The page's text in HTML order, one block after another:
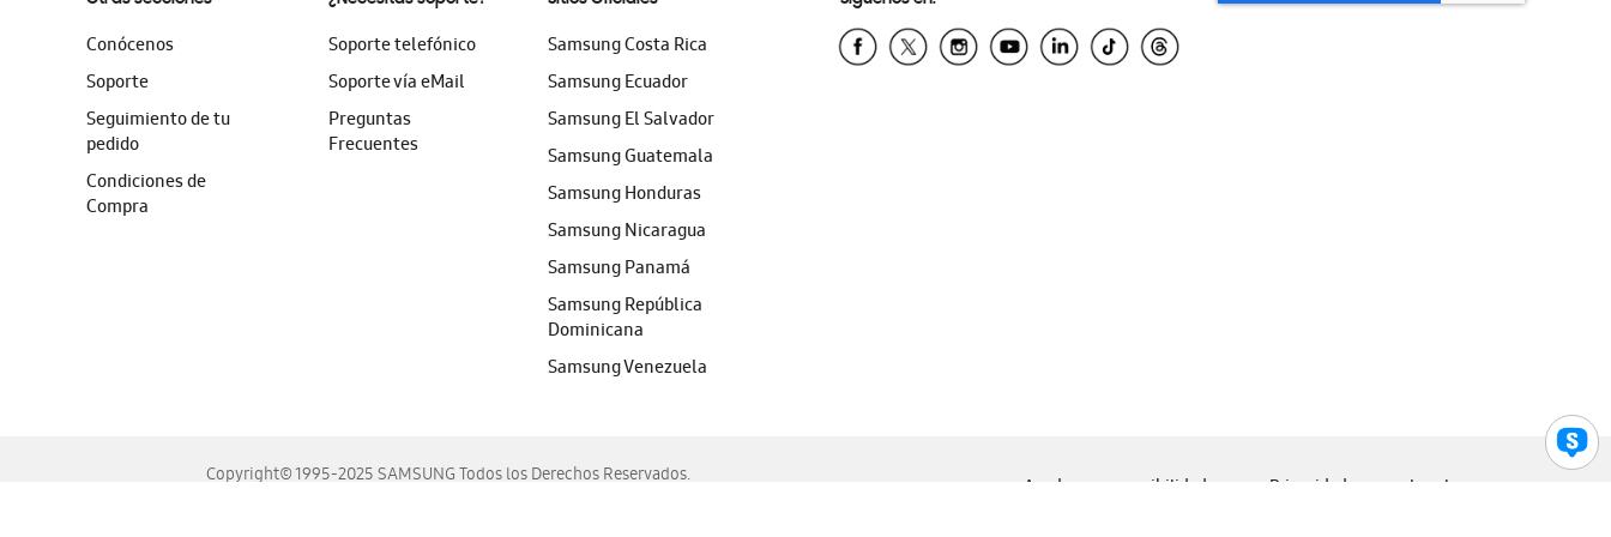
Conócenos
Soporte
Seguimiento de tu
pedido
Condiciones de
Compra
Soporte telefónico
Soporte vía eMail
Preguntas
Frecuentes
Samsung Costa Rica
Samsung Ecuador
Samsung El Salvador
Samsung Guatemala
Samsung Honduras
Samsung Nicaragua
Samsung Panamá
Samsung República
Dominicana
Samsung Venezuela
Copyright© 1995-2025 SAMSUNG Todos los Derechos Reservados.
Ayuda para accesibilidad Privacidad Legal